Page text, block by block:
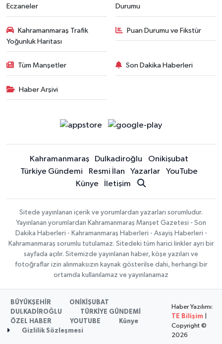
Eczaneler
Durumu
Kahramanmaraş Trafik
Yoğunluk Haritası
Puan Durumu ve Fikstür
Tüm Manşetler Son Dakika Haberleri
Haber Arşivi
Kahramanmaraş Dulkadiroğlu
Onikişubat
Türkiye Gündemi
Resmi İlan Yazarlar
YouTube
Künye
İletişim
Sitede yayınlanan içerik ve yorumlardan yazarları sorumludur.
Yayınlanan yorumlardan Kahramanmaraş Manşet Gazetesi - Son
Dakika Haberleri - Kahramanmaraş Haberleri - Asayiş Haberleri -
Kahramanmaraş sorumlu tutulamaz. Sitedeki tüm harici linkler ayrı bir
sayfada açılır. Sitemizde yayınlanan haber, köşe yazıları ve
fotoğraflar izin alınmaksızın kaynak gösterilse dahi, herhangi bir
ortamda kullanılamaz ve yayınlanamaz
BÜYÜKŞEHİR
ONİKİŞUBAT
DULKADİROĞLU
TÜRKİYE GÜNDEMİ
ÖZEL HABER
YOUTUBE
Künye
Gizlilik Sözleşmesi
Haber Yazılımı:
TE Bilişim
Copyright ©
2026